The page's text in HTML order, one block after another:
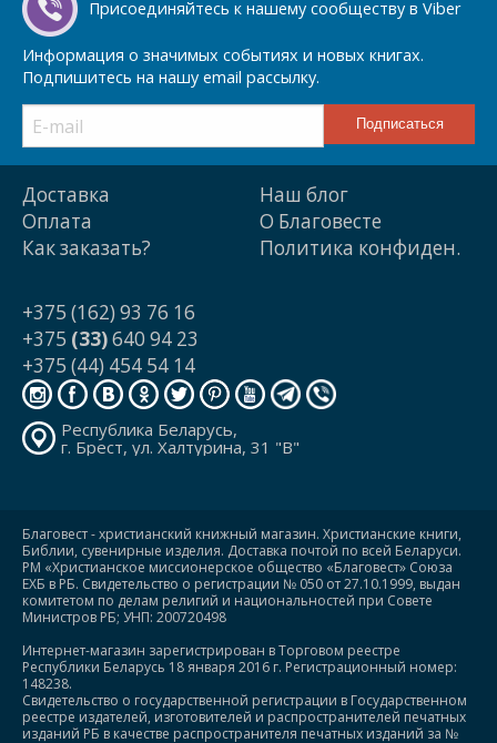
Присоединяйтесь к нашему сообществу в Viber
Информация о значимых событиях и новых книгах.
Подпишитесь на нашу email рассылку.
Доставка
Оплата
Как заказать?
Наш блог
О Благовесте
Политика конфиден.
+375 (162) 93 76 16
+375 (33)640 94 23
+375 (44) 454 54 14
Республика Беларусь,
г. Брест, ул. Халтурина, 31 "В"
Благовест - христианский книжный магазин. Христианские книги,
Библии, сувенирные изделия. Доставка почтой по всей Беларуси.
РМ «Христианское миссионерское общество «Благовест» Союза
ЕХБ в РБ. Свидетельство о регистрации № 050 от 27.10.1999, выдан
комитетом по делам религий и национальностей при Совете
Министров РБ; УНП: 200720498
Интернет-магазин зарегистрирован в Торговом реестре
Республики Беларусь 18 января 2016 г. Регистрационный номер:
148238.
Свидетельство о государственной регистрации в Государственном
реестре издателей, изготовителей и распространителей печатных
изданий РБ в качестве распространителя печатных изданий за №